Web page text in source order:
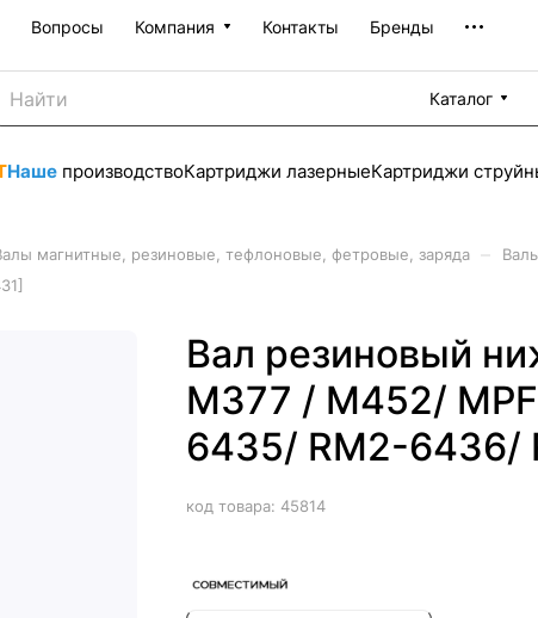
Вопросы Компания Контакты Бренды
Каталог
Наше производствоКартриджи лазерныеКартриджи
магнитные, резиновые, тефлоновые, фетровые, заряда
Вал резиновый
M377 / M452/
6435/ RM2-6436/
код товара: 45814